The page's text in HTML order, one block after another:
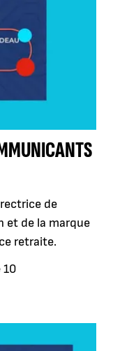
de
et de la marque
retraite.
10